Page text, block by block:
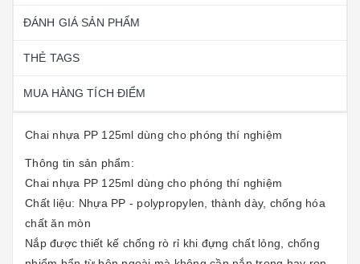
ĐÁNH GIÁ SẢN PHẨM
THẺ TAGS
MUA HÀNG TÍCH ĐIỂM
Chai nhựa PP 125ml dùng cho phóng thí nghiệm
Thông tin sản phẩm:
Chai nhựa PP 125ml dùng cho phóng thí nghiệm
Chất liệu: Nhựa PP - polypropylen, thành dày, chống hóa
chất ăn mòn
Nắp được thiết kế chống rò rỉ khi đựng chất lỏng, chống